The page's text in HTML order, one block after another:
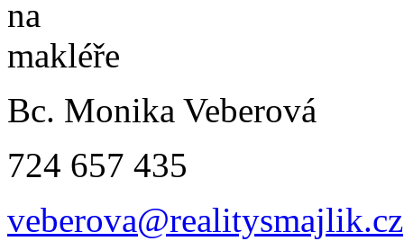
Bc. Monika Veberová
724 657 435
veberova@realitysmajlik.cz